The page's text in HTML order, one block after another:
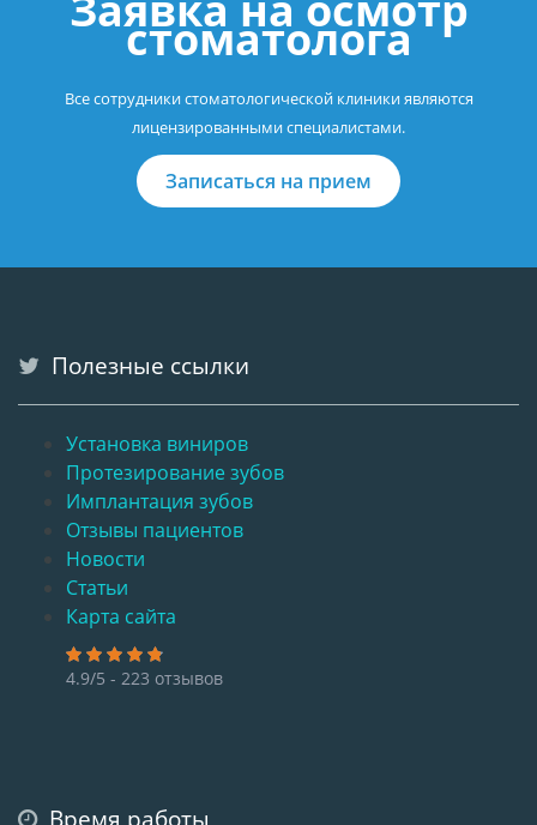
стоматолога
Все сотрудники стоматологической клиники являются
лицензированными специалистами.
Записаться на прием
Полезные ссылки
Установка виниров
Протезирование зубов
Имплантация зубов
Отзывы пациентов
Новости
Статьи
Карта сайта
4.9/5 - 223 отзывов
Время работы